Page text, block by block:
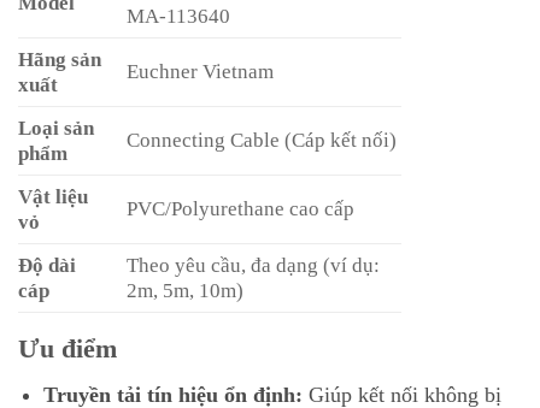
MA-113640
Hãng sản
xuất
Euchner Vietnam
Loại sản
phẩm
Connecting Cable (Cáp kết nối)
Vật liệu
vỏ
PVC/Polyurethane cao cấp
Độ dài
cáp
Theo yêu cầu, đa dạng (ví dụ:
2m, 5m, 10m)
Ưu điểm
Truyền tải tín hiệu ổn định: Giúp kết nối không bị